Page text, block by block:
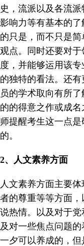
史，流派以及各流派
影响力等有基本的
的只是，而不只是简
观点。同时还要对
度，并能够运用该
的独特的看法。还
员的学术取向有所
的的得意之作或成
师提醒考生这一点
的。
2、人文素养方面
人文素养方面主要
者的尊重等等方面
说热情。以及对于
及对一些焦点问题
一夕可以养成的，